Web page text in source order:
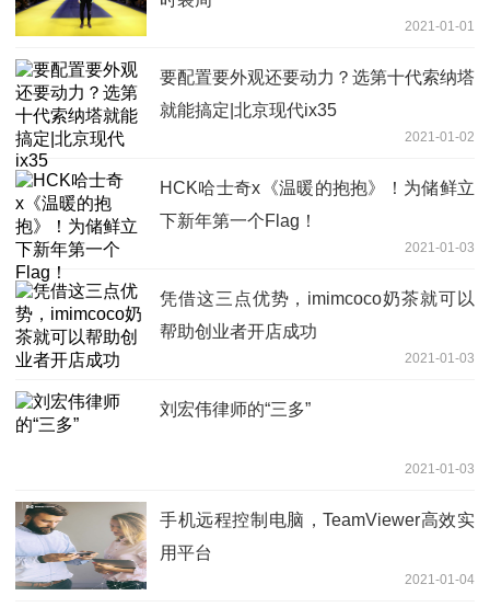
2021-01-01
要配置要外观还要动力？选第十代索纳塔
就能搞定|北京现代ix35
2021-01-02
HCK哈士奇x《温暖的抱抱》！为储鲜立
下新年第一个Flag！
2021-01-03
凭借这三点优势，imimcoco奶茶就可以
帮助创业者开店成功
2021-01-03
刘宏伟律师的“三多”
2021-01-03
手机远程控制电脑，TeamViewer高效实
用平台
2021-01-04